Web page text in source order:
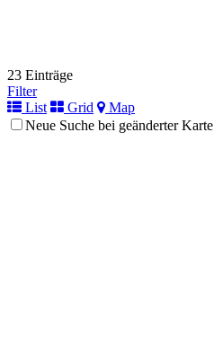
23 Einträge
Filter
List
Grid
Map
Neue Suche bei geänderter Karte